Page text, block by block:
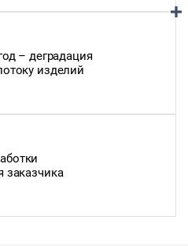
– деградация
изделий
заказчика